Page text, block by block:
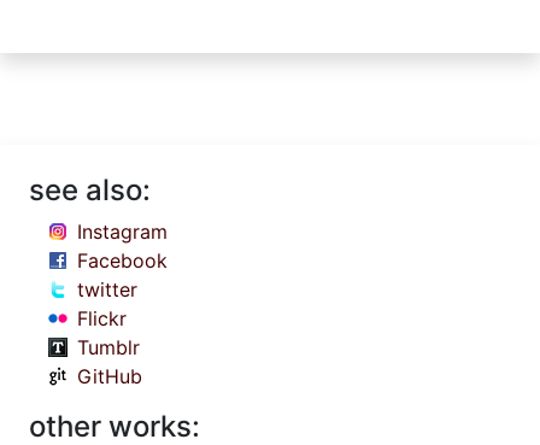
see also:
Instagram
Facebook
twitter
Flickr
Tumblr
GitHub
other works: